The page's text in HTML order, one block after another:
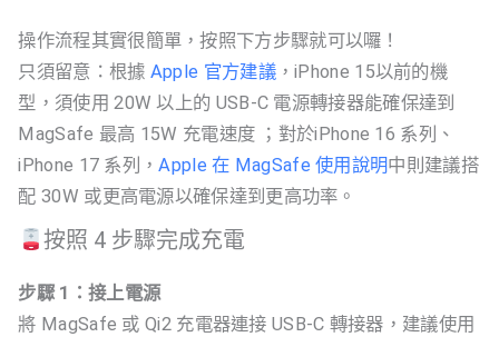
操作流程其實很簡單，按照下方步驟就可以囉！
只須留意：根據 Apple 官方建議，iPhone 15以前的機
型，須使用 20W 以上的 USB-C 電源轉接器能確保達到
MagSafe 最高 15W 充電速度 ；對於iPhone 16 系列、
iPhone 17 系列，Apple 在 MagSafe 使用說明中則建議搭
配 30W 或更高電源以確保達到更高功率。
按照 4 步驟完成充電
步驟 1：接上電源
將 MagSafe 或 Qi2 充電器連接 USB-C 轉接器，建議使用